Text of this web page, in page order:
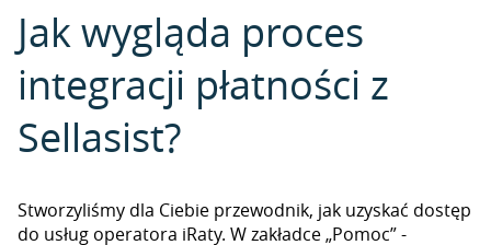
Jak wygląda proces
integracji płatności z
Sellasist?
Stworzyliśmy dla Ciebie przewodnik, jak uzyskać dostęp
do usług operatora iRaty. W zakładce „Pomoc” -